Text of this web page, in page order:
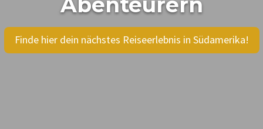
Finde hier dein nächstes Reiseerlebnis in Südamerika!